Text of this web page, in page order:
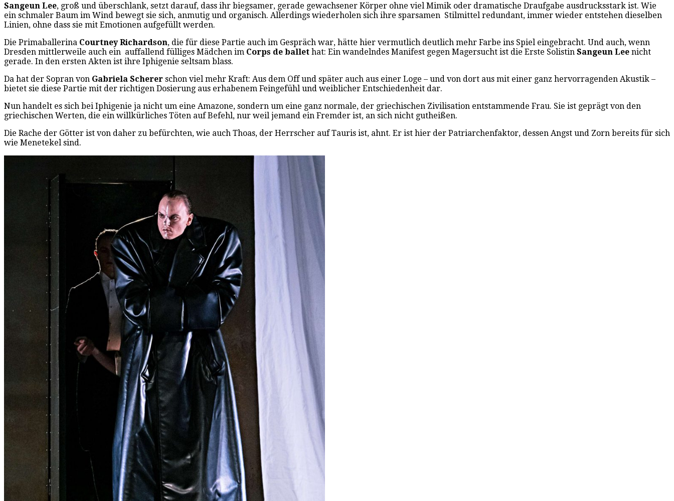
Sangeun Lee, groß und überschlank, setzt darauf, dass ihr biegsamer, gerade gewachsener Körper ohne viel Mimik oder dramatische Draufgabe ausdrucksstark ist. Wie
ein schmaler Baum im Wind bewegt sie sich, anmutig und organisch. Allerdings wiederholen sich ihre sparsamen Stilmittel redundant, immer wieder entstehen dieselben
Linien, ohne dass sie mit Emotionen aufgefüllt werden.
Die Primaballerina Courtney Richardson, die für diese Partie auch im Gespräch war, hätte hier vermutlich deutlich mehr Farbe ins Spiel eingebracht. Und auch, wenn
Dresden mittlerweile auch ein auffallend fülliges Mädchen im Corps de ballet hat: Ein wandelndes Manifest gegen Magersucht ist die Erste Solistin Sangeun Lee nicht
gerade. In den ersten Akten ist ihre Iphigenie seltsam blass.
Da hat der Sopran von Gabriela Scherer schon viel mehr Kraft: Aus dem Off und später auch aus einer Loge – und von dort aus mit einer ganz hervorragenden Akustik –
bietet sie diese Partie mit der richtigen Dosierung aus erhabenem Feingefühl und weiblicher Entschiedenheit dar.
Nun handelt es sich bei Iphigenie ja nicht um eine Amazone, sondern um eine ganz normale, der griechischen Zivilisation entstammende Frau. Sie ist geprägt von den
griechischen Werten, die ein willkürliches Töten auf Befehl, nur weil jemand ein Fremder ist, an sich nicht gutheißen.
Die Rache der Götter ist von daher zu befürchten, wie auch Thoas, der Herrscher auf Tauris ist, ahnt. Er ist hier der Patriarchenfaktor, dessen Angst und Zorn bereits für sich
wie Menetekel sind.